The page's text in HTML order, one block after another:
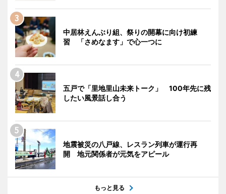
中居林えんぶり組、祭りの開幕に向け初練
習 「さめなます」で心一つに
五戸で「里地里山未来トーク」 100年先に残
したい風景話し合う
地震被災の八戸線、レスラン列車が運行再
開 地元関係者が元気をアピール
もっと見る